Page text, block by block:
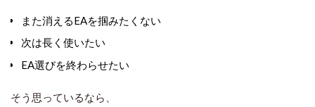
また消えるEAを掴みたくない
次は長く使いたい
EA選びを終わらせたい
そう思っているなら、